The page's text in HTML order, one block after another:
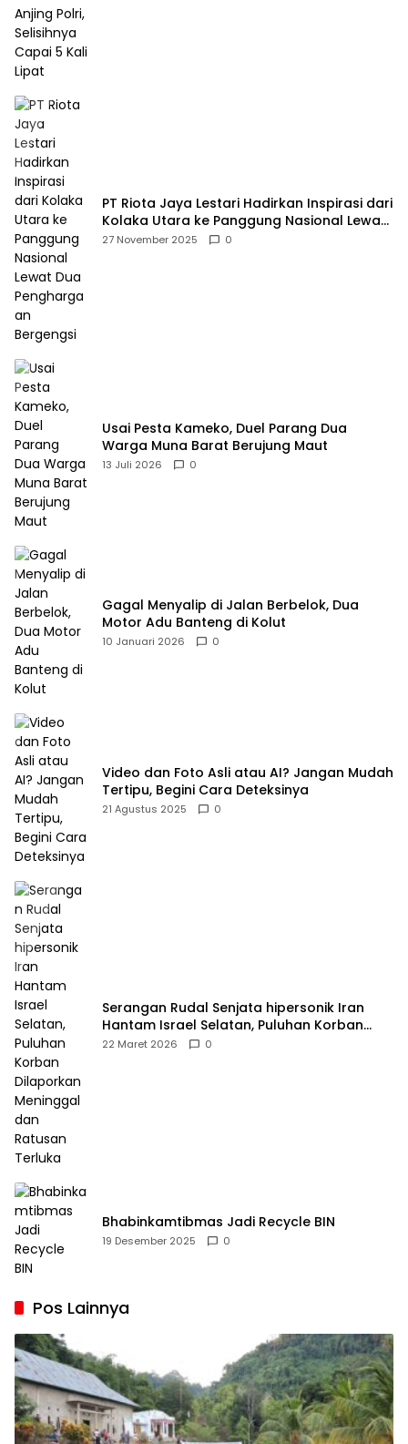
PT Riota Jaya Lestari Hadirkan Inspirasi dari
Kolaka Utara ke Panggung Nasional Lewat
Dua Penghargaan Bergengsi
27 November 2025 0
Usai Pesta Kameko, Duel Parang Dua
Warga Muna Barat Berujung Maut
13 Juli 2026 0
Gagal Menyalip di Jalan Berbelok, Dua
Motor Adu Banteng di Kolut
10 Januari 2026 0
Video dan Foto Asli atau AI? Jangan Mudah
Tertipu, Begini Cara Deteksinya
21 Agustus 2025 0
Serangan Rudal Senjata hipersonik Iran
Hantam Israel Selatan, Puluhan Korban
Dilaporkan Meninggal dan Ratusan Terluka
22 Maret 2026 0
Bhabinkamtibmas Jadi Recycle BIN
19 Desember 2025 0
Pos Lainnya